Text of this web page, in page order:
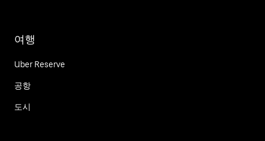
여행
Uber Reserve
공항
도시